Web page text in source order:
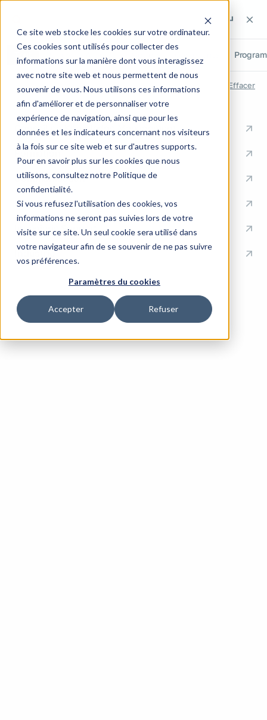
Ce site web stocke les cookies sur votre ordinateur.
Ces cookies sont utilisés pour collecter des
informations sur la manière dont vous interagissez
avec notre site web et nous permettent de nous
souvenir de vous. Nous utilisons ces informations
afin d'améliorer et de personnaliser votre
expérience de navigation, ainsi que pour les
données et les indicateurs concernant nos visiteurs
à la fois sur ce site web et sur d'autres supports.
Pour en savoir plus sur les cookies que nous
utilisons, consultez notre Politique de
confidentialité.
Si vous refusez l'utilisation des cookies, vos
informations ne seront pas suivies lors de votre
visite sur ce site. Un seul cookie sera utilisé dans
votre navigateur afin de se souvenir de ne pas suivre
vos préférences.
Paramètres du cookies
Accepter Refuser
RECHERCHES RÉCENTES Effacer
ACCÈS RAPIDES
Conseil en Knowledge Management
Formation
Communication
Documentation
Ingénierie Support
Industrie